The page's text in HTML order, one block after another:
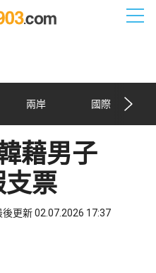
兩岸 國際
藉男子
票
後更新 02.07.2026 17:37